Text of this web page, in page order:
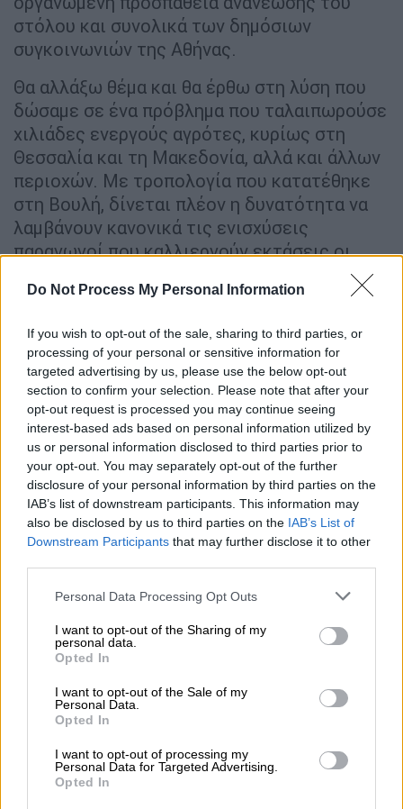
Do Not Process My Personal Information
If you wish to opt-out of the sale, sharing to third parties, or
processing of your personal or sensitive information for
targeted advertising by us, please use the below opt-out
section to confirm your selection. Please note that after your
opt-out request is processed you may continue seeing
interest-based ads based on personal information utilized by
us or personal information disclosed to third parties prior to
your opt-out. You may separately opt-out of the further
disclosure of your personal information by third parties on the
IAB’s list of downstream participants. This information may
also be disclosed by us to third parties on the IAB’s List of
Downstream Participants that may further disclose it to other
Please note that this website/app uses one or more Google
not limited to your visit or usage behaviour. You may click to
grant or deny consent to Google and its third-party tags to
use your data for below specified purposes in below Google
consent section.
Personal Data Processing Opt Outs
I want to opt-out of the Sharing of my
personal data.
Opted In
I want to opt-out of the Sale of my
Personal Data.
Opted In
I want to opt-out of processing my
Personal Data for Targeted Advertising.
Opted In
στόλου και συνολικά των δημόσιων
συγκοινωνιών της Αθήνας.
Θα αλλάξω θέμα και θα έρθω στη λύση που
δώσαμε σε ένα πρόβλημα που ταλαιπωρούσε
χιλιάδες ενεργούς αγρότες, κυρίως στη
Θεσσαλία και τη Μακεδονία, αλλά και άλλων
περιοχών. Με τροπολογία που κατατέθηκε
στη Βουλή, δίνεται πλέον η δυνατότητα να
λαμβάνουν κανονικά τις ενισχύσεις
παραγωγοί που καλλιεργούν εκτάσεις οι
οποίες εμφανίζονται στο Κτηματολόγιο ως
αρχική ιδιοκτησία του Δημοσίου και μέχρι
Πρόκειται για μια χρόνια στρέβλωση που
διορθώνουμε με αντικειμενικά κριτήρια,
ώστε άνθρωποι που καλλιεργούν πραγματικά
τη γη να μην χάνουν τις ενισχύσεις που
δικαιούνται λόγω γραφειοκρατικών
εκκρεμοτήτων δεκαετιών. Μάλιστα, η
ρύθμιση έχει και αναδρομική ισχύ για τις
αιτήσεις του 2025, εφόσον πληρούνται οι
σχετικές προϋποθέσεις. Ξεκαθαρίζω,
πάντως, ότι η ρύθμιση αφορά αποκλειστικά
αλλάζει τα ιδιοκτησιακά δικαιώματα του
Δημοσίου ή τρίτων.
Συνεχίζω με μια σημαντική μεταρρύθμιση
που αφορά το πώς οργανώνουμε χωρικά
συνολικά την ανάπτυξη της χώρας μας: τον
ταυτόχρονο σχεδιασμό των νέων Ειδικών
Χωροταξικών Πλαισίων για τον Τουρισμό,
τις ΑΠΕ και τη Βιομηχανία, κάτι που γίνεται